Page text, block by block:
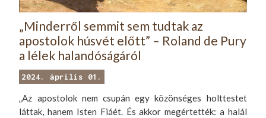
„Minderről semmit sem tudtak az
apostolok húsvét előtt” – Roland de Pury
a lélek halandóságáról
2024. április 01.
„Az apostolok nem csupán egy közönséges holttestet
láttak, hanem Isten Fiáét. És akkor megértették: a halál